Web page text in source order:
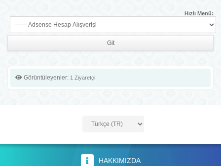
Hızlı Menü:
Görüntüleyenler: 1 Ziyaretçi
HAKKIMIZDA